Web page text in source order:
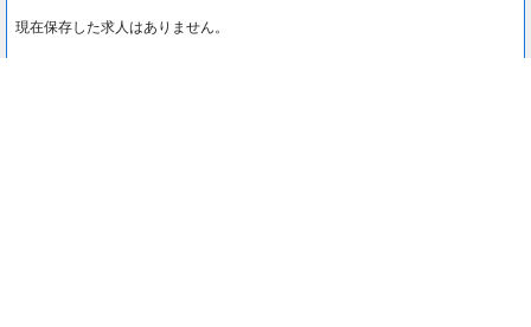
現在保存した求人はありません。